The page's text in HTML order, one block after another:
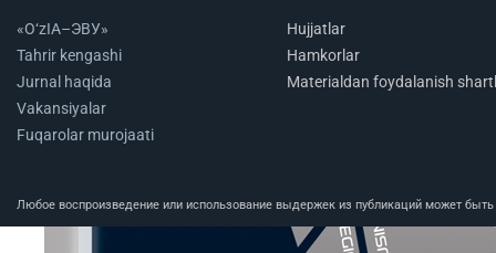
«O‘zIA–ЭВУ»
Tahrir kengashi
Jurnal haqida
Vakansiyalar
Fuqarolar murojaati
Hujjatlar
Hamkorlar
Materialdan foydalanish
Любое воспроизведение или использование выдержек из публикаций может